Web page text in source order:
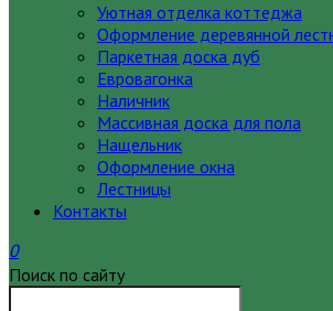
Уютная отделка коттеджа
Оформление деревянной
Паркетная доска дуб
Евровагонка
Наличник
Массивная доска для пола
Нащельник
Оформление окна
Лестницы
Контакты
0
Поиск по сайту